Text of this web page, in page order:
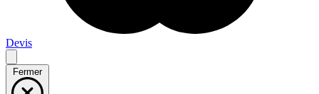
Devis
Fermer